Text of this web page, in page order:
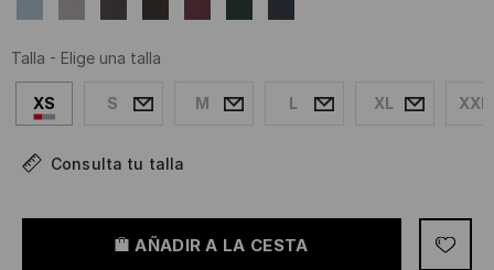
Talla - Elige una talla
XS S M L XL XXL
Consulta tu talla
AÑADIR A LA CESTA